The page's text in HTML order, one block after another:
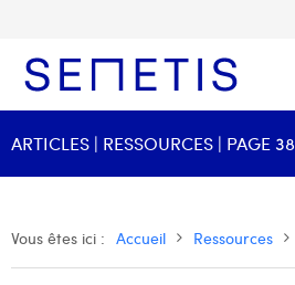
Services
Digital Business Intelligence
Notre histoire
Ressources
ARTICLES | RESSOURCES | PAGE 38
Vous êtes ici : Accueil Ressources